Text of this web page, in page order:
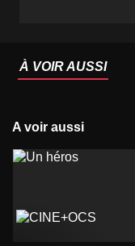
À VOIR AUSSI
A voir aussi